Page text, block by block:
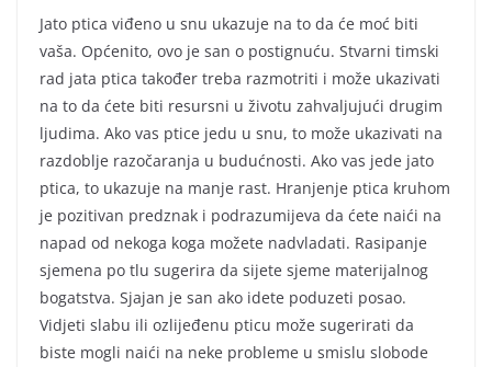
Jato ptica viđeno u snu ukazuje na to da će moć biti
vaša. Općenito, ovo je san o postignuću. Stvarni timski
rad jata ptica također treba razmotriti i može ukazivati
na to da ćete biti resursni u životu zahvaljujući drugim
ljudima. Ako vas ptice jedu u snu, to može ukazivati na
razdoblje razočaranja u budućnosti. Ako vas jede jato
ptica, to ukazuje na manje rast. Hranjenje ptica kruhom
je pozitivan predznak i podrazumijeva da ćete naići na
napad od nekoga koga možete nadvladati. Rasipanje
sjemena po tlu sugerira da sijete sjeme materijalnog
bogatstva. Sjajan je san ako idete poduzeti posao.
Vidjeti slabu ili ozlijeđenu pticu može sugerirati da
biste mogli naići na neke probleme u smislu slobode